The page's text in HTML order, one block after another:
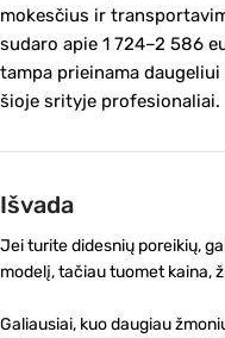
mokesčius ir
sudaro apie 1 724–2 586
tampa prieinama
šioje srityje profesionaliai.
Išvada
Jei turite didesnių poreikių,
modelį, tačiau tuomet kaina,
Galiausiai, kuo daugiau